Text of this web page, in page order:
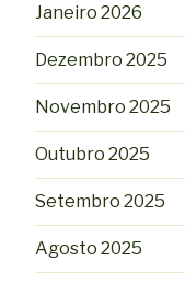
Janeiro 2026
Dezembro 2025
Novembro 2025
Outubro 2025
Setembro 2025
Agosto 2025